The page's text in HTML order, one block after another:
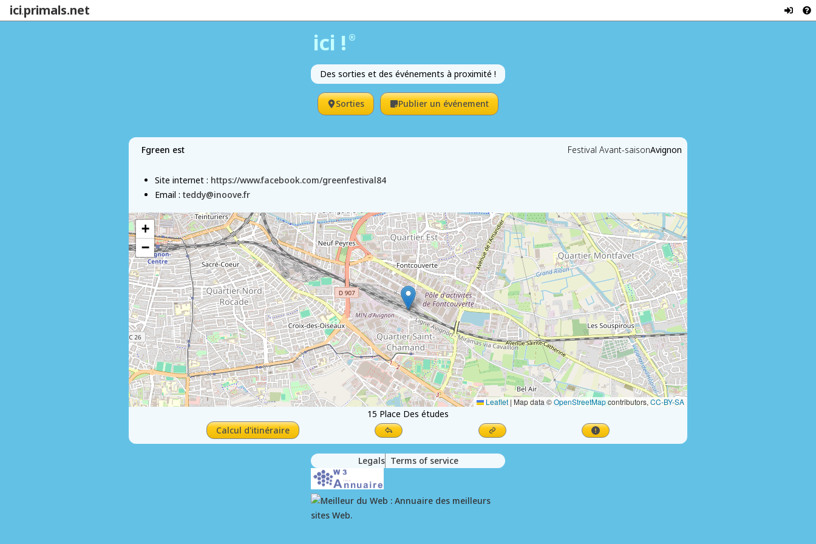
ici.primals.net
ici ! ®
Des sorties et des événements à proximité !
Sorties Publier un événement
Fgreen est Festival Avant-saisonAvignon
Site internet : https://www.facebook.com/greenfestival84
Email : teddy@inoove.fr
+
−
Leaflet | Map data ©OpenStreetMapcontributors, CC-BY-SA
15 Place Des études
Calcul d'itinéraire
Legals Terms of service